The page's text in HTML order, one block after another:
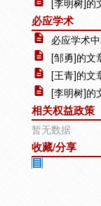
[李明树]的
必应学术
必应学术
[邹勇]的文
[王青]的文
[李明树]的
相关权益政策
暂无数据
收藏/分享